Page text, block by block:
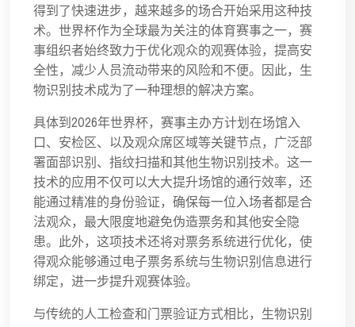
得到了快速进步，越来越多的场合开始采用这种技
术。世界杯作为全球最为关注的体育赛事之一，赛
事组织者始终致力于优化观众的观赛体验，提高安
全性，减少人员流动带来的风险和不便。因此，生
物识别技术成为了一种理想的解决方案。
具体到2026年世界杯，赛事主办方计划在场馆入
口、安检区、以及观众席区域等关键节点，广泛部
署面部识别、指纹扫描和其他生物识别技术。这一
技术的应用不仅可以大大提升场馆的通行效率，还
能通过精准的身份验证，确保每一位入场者都是合
法观众，最大限度地避免伪造票务和其他安全隐
患。此外，这项技术还将对票务系统进行优化，使
得观众能够通过电子票务系统与生物识别信息进行
绑定，进一步提升观赛体验。
与传统的人工检查和门票验证方式相比，生物识别